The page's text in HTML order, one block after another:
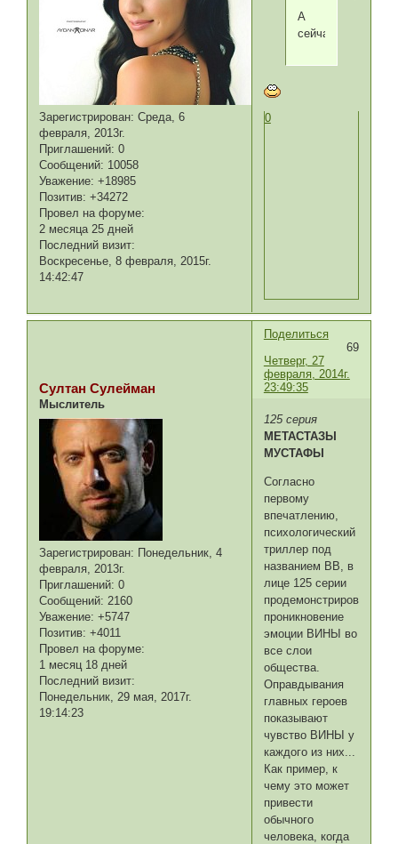
Зарегистрирован: Среда, 6
февраля, 2013г.
Приглашений: 0
Сообщений: 10058
Уважение: +18985
Позитив: +34272
Провел на форуме:
2 месяца 25 дней
Последний визит:
Воскресенье, 8 февраля, 2015г.
14:42:47
А
сейчас?
0
Поделиться
69
Четверг, 27
февраля, 2014г.
23:49:35
Султан Сулейман
Мыслитель
Зарегистрирован: Понедельник, 4
февраля, 2013г.
Приглашений: 0
Сообщений: 2160
Уважение: +5747
Позитив: +4011
Провел на форуме:
1 месяц 18 дней
Последний визит:
Понедельник, 29 мая, 2017г.
19:14:23
125 серия
МЕТАСТАЗЫ
МУСТАФЫ
Согласно
первому
впечатлению,
психологический
триллер под
названием ВВ, в
лице 125 серии
продемонстрировал
проникновение
эмоции ВИНЫ во
все слои
общества.
Оправдывания
главных героев
показывают
чувство ВИНЫ у
каждого из них...
Как пример, к
чему это может
привести
обычного
человека, когда